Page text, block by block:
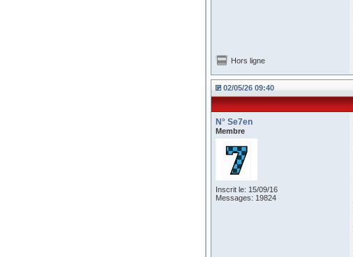
Hors ligne
02/05/26 09:40
N° Se7en
Membre
Inscrit le: 15/09/16
Messages: 19824